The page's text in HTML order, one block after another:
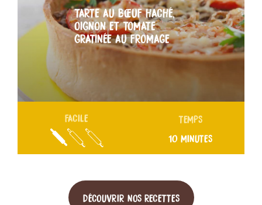
TARTE AU BŒUF HACHÉ,
OIGNON ET TOMATE
GRATINÉE AU FROMAGE
FACILE TEMPS
10 MINUTES
DÉCOUVRIR NOS RECETTES